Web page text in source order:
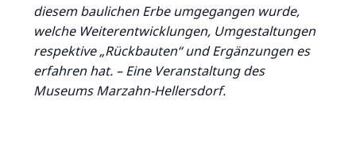
diesem baulichen Erbe umgegangen wurde,
welche Weiterentwicklungen, Umgestaltungen
respektive „Rückbauten“ und Ergänzungen es
erfahren hat. – Eine Veranstaltung des
Museums Marzahn-Hellersdorf.